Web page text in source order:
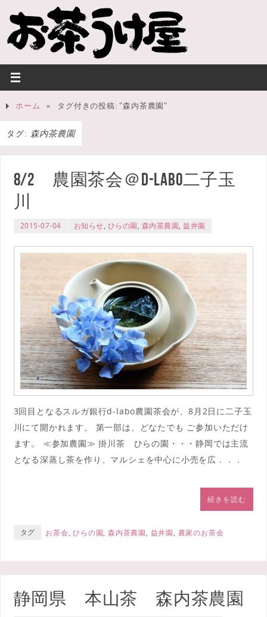
ホーム » タグ付きの投稿: "森内茶農園"
タグ: 森内茶農園
8/2 農園茶会＠d-labo二子玉
川
2015-07-04 お知らせ, ひらの園, 森内茶農園,益井園
3回目となるスルガ銀行d-labo農園茶会が、8月2日に二子玉
川にて開かれます。 第一部は、どなたでも ご参加いただけ
ます。 ≪参加農園≫ 掛川茶 ひらの園・・・静岡では主流
となる深蒸し茶を作り、マルシェを中心に小売を広．．．
続きを読む
タグ お茶会,ひらの園,森内茶農園, 益井園, 農家のお茶会
静岡県 本山茶 森内茶農園